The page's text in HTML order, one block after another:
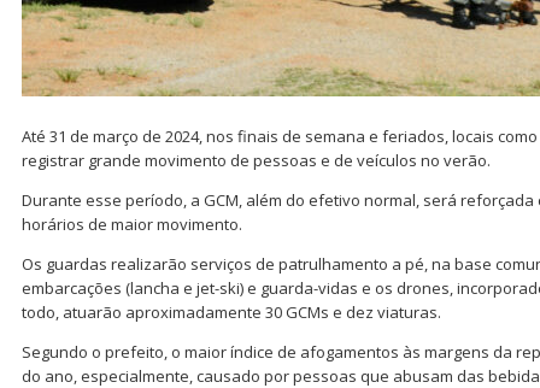
Até 31 de março de 2024, nos finais de semana e feriados, locais
registrar grande movimento de pessoas e de veículos no verão.
Durante esse período, a GCM, além do efetivo normal, será
horários de maior movimento.
Os guardas realizarão serviços de patrulhamento a pé, na base
embarcações (lancha e jet-ski) e guarda-vidas e os drones,
todo, atuarão aproximadamente 30 GCMs e dez viaturas.
Segundo o prefeito, o maior índice de afogamentos às margens da
do ano, especialmente, causado por pessoas que abusam das